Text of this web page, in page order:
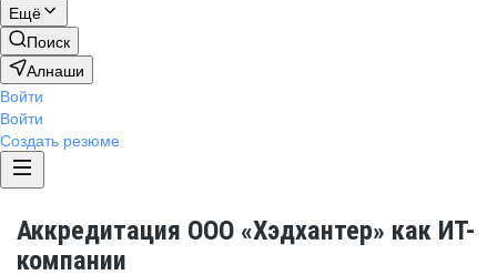
Ещё
Поиск
Алнаши
Войти
Войти
Создать резюме
Аккредитация ООО «Хэдхантер» как ИТ-
компании